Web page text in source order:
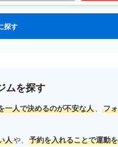
探す
ムを探す
一人で決めるのが不安な人 、
フ
人や、 予約を入れることで運動